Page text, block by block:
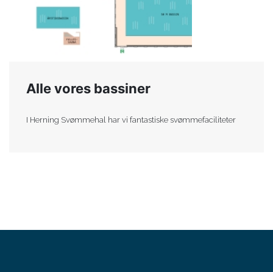
Alle vores bassiner
I Herning Svømmehal har vi fantastiske svømmefaciliteter